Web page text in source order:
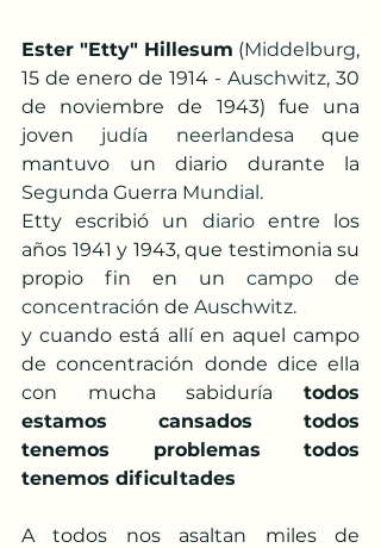
Ester "Etty" Hillesum (Middelburg,
15 de enero de 1914 - Auschwitz, 30
de noviembre de 1943) fue una
joven judía neerlandesa que
Segunda Guerra Mundial.
Etty escribió un diario entre los
años 1941 y 1943, que testimonia su
propio fin en un campo de
concentración de Auschwitz.
y cuando está allí en aquel campo
de concentración donde dice ella
con mucha sabiduría todos
estamos cansados todos
tenemos problemas todos
tenemos dificultades
A todos nos asaltan miles de